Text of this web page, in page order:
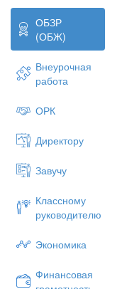
ОБЗР
(ОБЖ)
Внеурочная
работа
ОРК
Директору
Завучу
Классному
руководителю
Экономика
Финансовая